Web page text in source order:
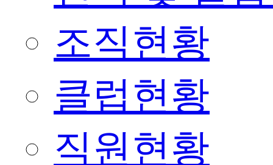
조직현황
클럽현황
직원현황